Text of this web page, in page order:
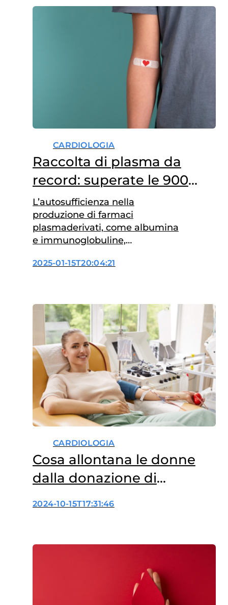
CARDIOLOGIA
Raccolta di plasma da
record: superate le 900
tonnellate
L’autosufficienza nella
produzione di farmaci
plasmaderivati, come albumina
e immunoglobuline,
terapie salvavita, è più vicina
2025-01-15T20:04:21
CARDIOLOGIA
Cosa allontana le donne
dalla donazione di
sangue?
2024-10-15T17:31:46